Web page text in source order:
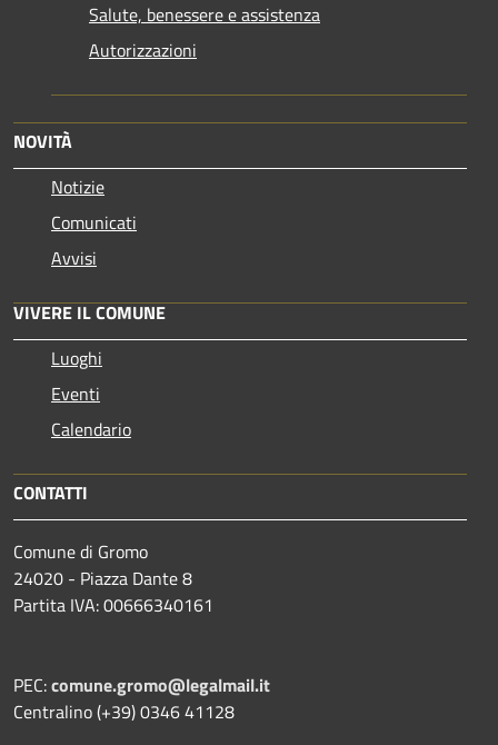
Salute, benessere e assistenza
Autorizzazioni
NOVITÀ
Notizie
Comunicati
Avvisi
VIVERE IL COMUNE
Luoghi
Eventi
Calendario
CONTATTI
Comune di Gromo
24020 - Piazza Dante 8
Partita IVA: 00666340161
PEC:comune.gromo@legalmail.it
Centralino (+39) 0346 41128